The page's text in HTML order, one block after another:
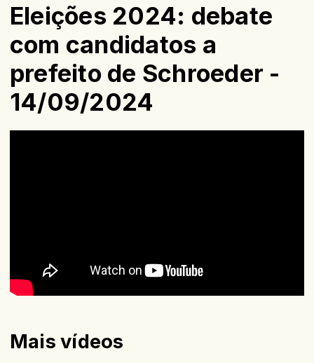
Eleições 2024: debate
com candidatos a
prefeito de Schroeder -
14/09/2024
Mais vídeos